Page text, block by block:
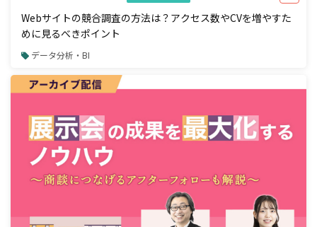
Webサイトの競合調査の方法は？アクセス数やCVを増やすた
めに見るべきポイント
データ分析・BI